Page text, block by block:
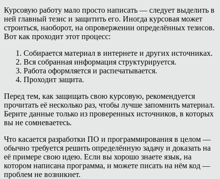
Курсовую работу мало просто написать — следует выделить в
ней главный тезис и защитить его. Иногда курсовая может
строиться, наоборот, на опровержении определённых тезисов.
Вот как проходит этот процесс:
Собирается материал в интернете и других источниках.
Вся собранная информация структурируется.
Работа оформляется и распечатывается.
Проходит защита.
Перед тем, как защищать свою курсовую, рекомендуется
прочитать её несколько раз, чтобы лучше запомнить материал.
Берите данные только из проверенных источников, в которых
вы не сомневаетесь.
Что касается разработки ПО и программирования в целом —
обычно требуется решить определённую задачу и доказать на
её примере свою идею. Если вы хорошо знаете язык, на
котором написана программа, и можете писать на нём код —
проблем не возникнет.